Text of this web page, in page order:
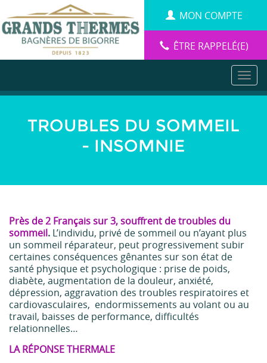
au
contenu
principal
MON COMPTE
ÊTRE RAPPELÉ(E)
TROUBLES DU SOMMEIL
- INSOMNIE
Près de 2 Français sur 3, souffrent de troubles du
sommeil. L’individu, privé de sommeil ou n’ayant plus
un sommeil réparateur, peut progressivement subir
certaines conséquences gênantes sur son état de
santé physique et psychologique : prise de poids,
diabète, augmentation de la douleur, anxiété,
dépression, aggravation des troubles respiratoires et
cardiovasculaires, endormissements au volant ou au
travail, baisses de performance, difficultés
relationnelles…
LA RÉPONSE THERMALE
Panneau de gestion des cookies